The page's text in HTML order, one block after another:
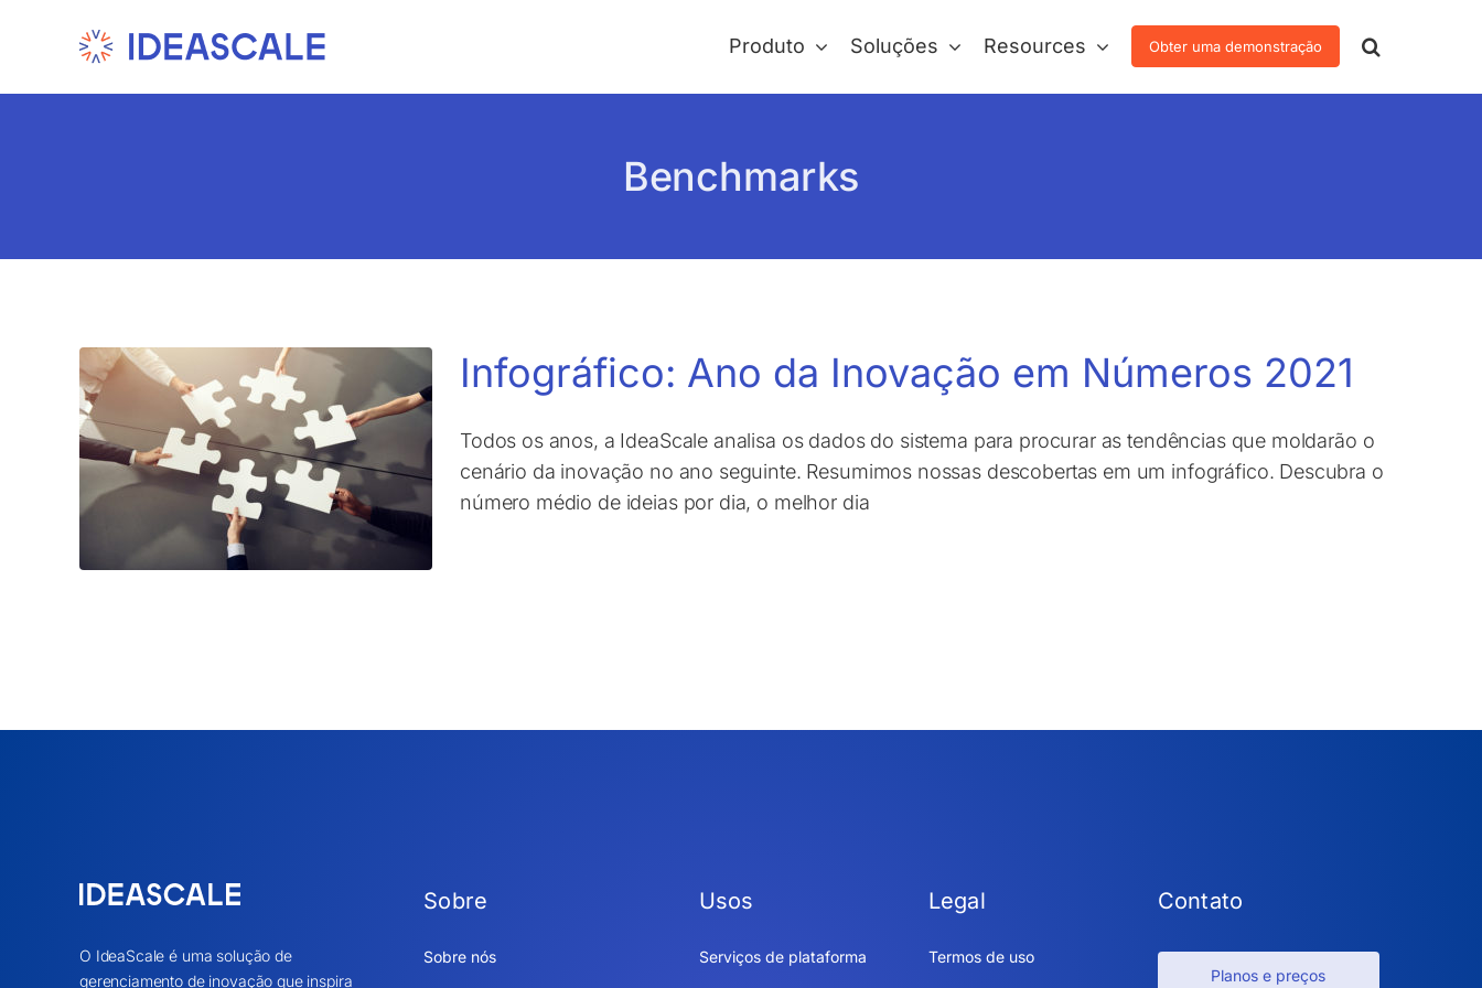
Produto Soluções Resources Obter uma demonstração
Benchmarks
Infográfico: Ano da Inovação em Números 2021
Todos os anos, a IdeaScale analisa os dados do sistema para procurar as tendências que moldarão o
cenário da inovação no ano seguinte. Resumimos nossas descobertas em um infográfico. Descubra o
número médio de ideias por dia, o melhor dia
O IdeaScale é uma solução de
gerenciamento de inovação que inspira
Sobre
Sobre nós
Usos
Serviços de plataforma
Legal
Termos de uso
Contato
Planos e preços